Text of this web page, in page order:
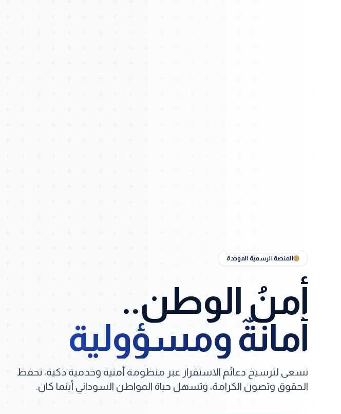
المنصة الرسمية الموحدة
أمنُ الوطن..
أمانةٌ ومسؤولية
نسعى لترسيخ دعائم الاستقرار عبر منظومة أمنية وخدمية ذكية، تحفظ
الحقوق وتصون الكرامة، وتسهل حياة المواطن السوداني أينما كان.